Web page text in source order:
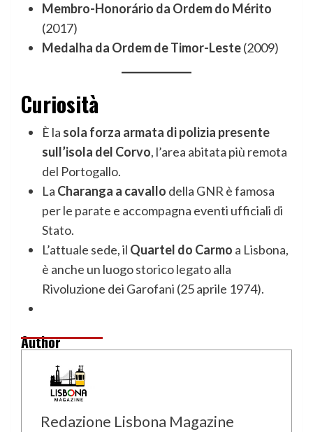
Membro-Honorário da Ordem do Mérito
(2017)
Medalha da Ordem de Timor-Leste(2009)
Curiosità
È la sola forza armata di polizia presente
sull’isola del Corvo, l’area abitata più remota
del Portogallo.
La Charanga a cavallo della GNR è famosa
per le parate e accompagna eventi ufficiali di
Stato.
L’attuale sede, il Quartel do Carmo a Lisbona,
è anche un luogo storico legato alla
Rivoluzione dei Garofani (25 aprile 1974).
Author
Redazione Lisbona Magazine